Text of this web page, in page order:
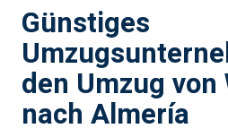
Günstiges
den Umzug
nach Almería